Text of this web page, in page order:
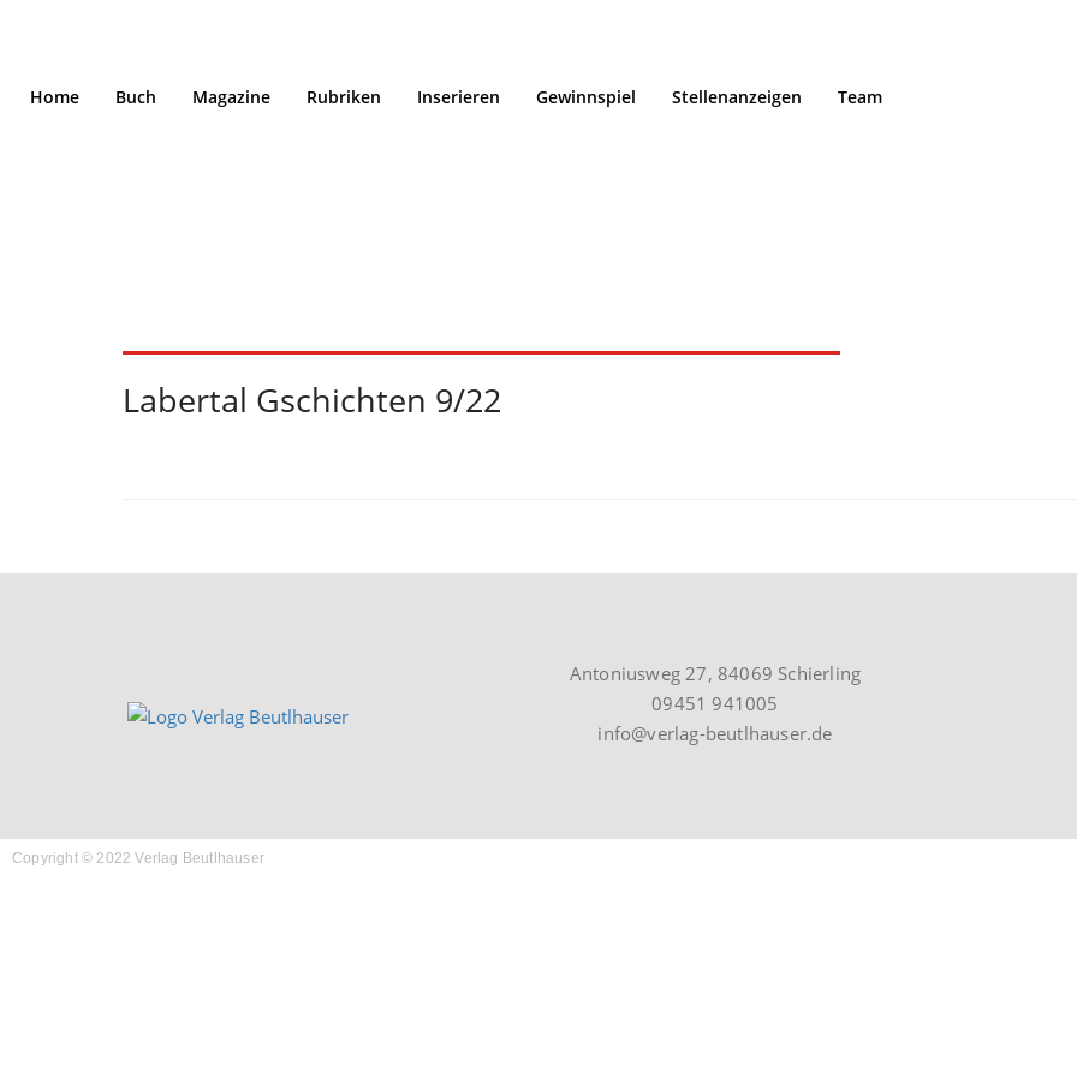
Home Buch Magazine Rubriken Inserieren Gewinnspiel Stellenanzeigen Team
Labertal Gschichten 9/22
Antoniusweg 27, 84069 Schierling
09451 941005
info@verlag-beutlhauser.de
Copyright © 2022 Verlag Beutlhauser